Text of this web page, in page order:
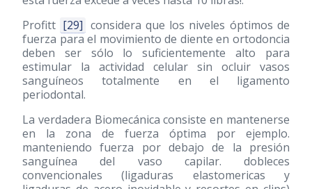
Profitt [29] considera que los niveles óptimos de
fuerza para el movimiento de diente en ortodoncia
deben ser sólo lo suficientemente alto para
estimular la actividad celular sin ocluir vasos
sanguíneos totalmente en el ligamento
periodontal.
La verdadera Biomecánica consiste en mantenerse
en la zona de fuerza óptima por ejemplo.
manteniendo fuerza por debajo de la presión
sanguínea del vaso capilar. dobleces
convencionales (ligaduras elastomericas y